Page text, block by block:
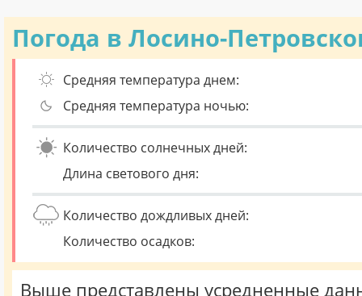
Погода в Лосино-
Средняя температура днем:
Средняя температура ночью:
Количество солнечных дней:
Длина светового дня:
Количество дождливых дней:
Количество осадков:
Выше представлены усредненные